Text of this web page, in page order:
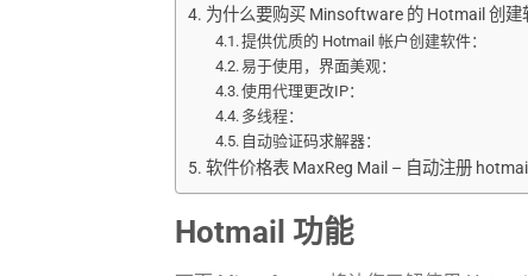
为什么要购买 Minsoftware 的 Hotmail 创建
提供优质的 Hotmail 帐户创建软件：
易于使用，界面美观：
使用代理更改IP：
多线程：
自动验证码求解器：
软件价格表 MaxReg Mail – 自动注册
Hotmail 功能